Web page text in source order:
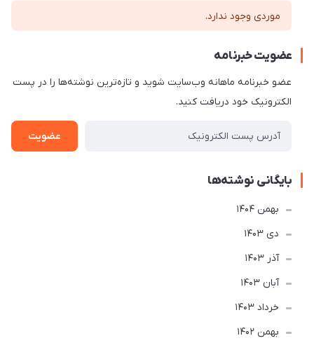
موردی وجود ندارد.
عضویت خبرنامه
عضو خبرنامه ماهانه وب‌سایت شوید و تازه‌ترین نوشته‌ها را در پست
الکترونیک خود دریافت کنید.
عضویت
بایگانی نوشته‌ها
بهمن 1404
دی 1403
آذر 1403
آبان 1403
خرداد 1403
بهمن 1402